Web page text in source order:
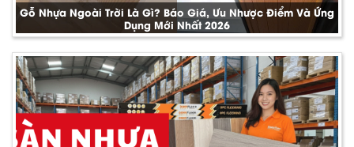
Gỗ Nhựa Ngoài Trời Là Gì? Báo Giá, Ưu Nhược Điểm Và Ứng
Dụng Mới Nhất 2026